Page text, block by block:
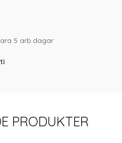
5 arb.dagar
PRODUKTER